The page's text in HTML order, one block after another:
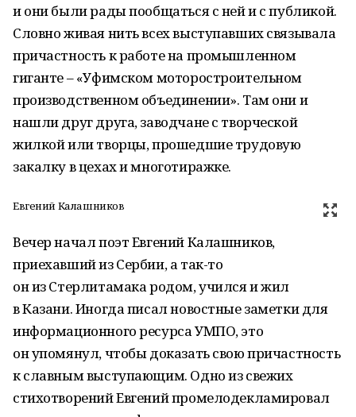
и они были рады пообщаться с ней и с публикой.
Словно живая нить всех выступавших связывала
причастность к работе на промышленном
гиганте – «Уфимском моторостроительном
производственном объединении». Там они и
нашли друг друга, заводчане с творческой
жилкой или творцы, прошедшие трудовую
закалку в цехах и многотиражке.
Евгений Калашников
Вечер начал поэт Евгений Калашников,
приехавший из Сербии, а так-то
он из Стерлитамака родом, учился и жил
в Казани. Иногда писал новостные заметки для
информационного ресурса УМПО, это
он упомянул, чтобы доказать свою причастность
к славным выступающим. Одно из свежих
стихотворений Евгений промелодекламировал